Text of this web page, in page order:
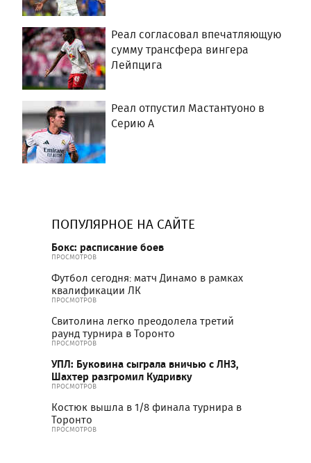
Реал согласовал впечатляющую
сумму трансфера вингера
Лейпцига
Реал отпустил Мастантуоно в
Серию А
ПОПУЛЯРНОЕ НА САЙТЕ
Бокс: расписание боев
ПРОСМОТРОВ
Футбол сегодня: матч Динамо в рамках
квалификации ЛК
ПРОСМОТРОВ
Свитолина легко преодолела третий
раунд турнира в Торонто
ПРОСМОТРОВ
УПЛ: Буковина сыграла вничью с ЛНЗ,
Шахтер разгромил Кудривку
ПРОСМОТРОВ
Костюк вышла в 1/8 финала турнира в
Торонто
ПРОСМОТРОВ